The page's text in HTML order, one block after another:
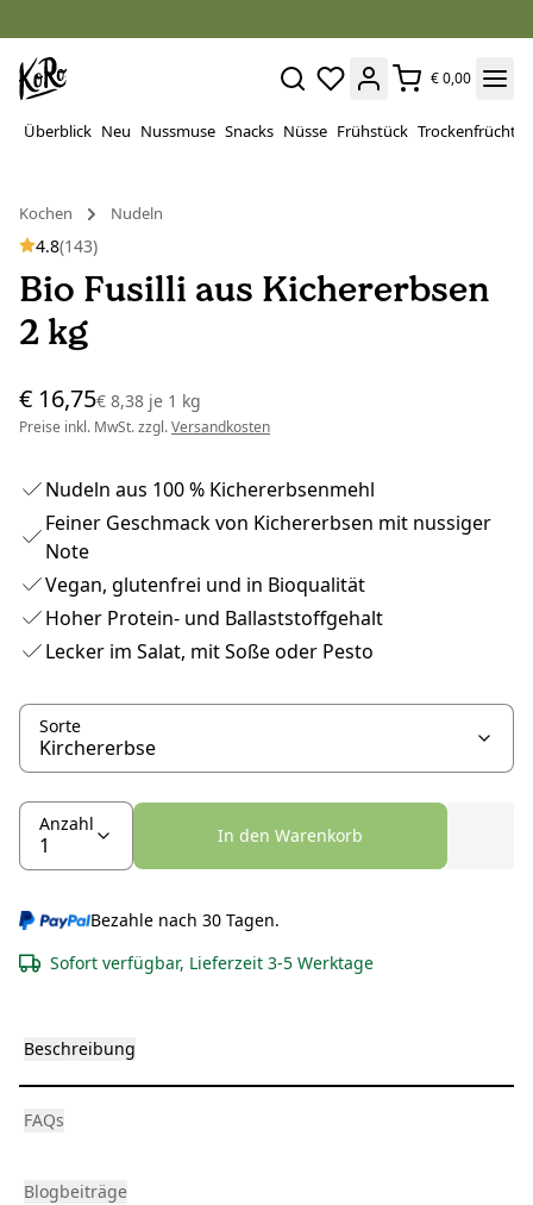
€ 0,00
Überblick Neu Nussmuse Snacks Nüsse Frühstück Trockenfrüchte
Kochen
Nudeln
4.8(143)
Bio Fusilli aus Kichererbsen
2 kg
€ 16,75€ 8,38 je 1 kg
Preise inkl. MwSt. zzgl.Versandkosten
Nudeln aus 100 % Kichererbsenmehl
Feiner Geschmack von Kichererbsen mit nussiger
Note
Vegan, glutenfrei und in Bioqualität
Hoher Protein- und Ballaststoffgehalt
Lecker im Salat, mit Soße oder Pesto
Sorte
Anzahl
In den Warenkorb
Bezahle nach 30 Tagen.
Sofort verfügbar, Lieferzeit 3-5 Werktage
Beschreibung
FAQs
Blogbeiträge